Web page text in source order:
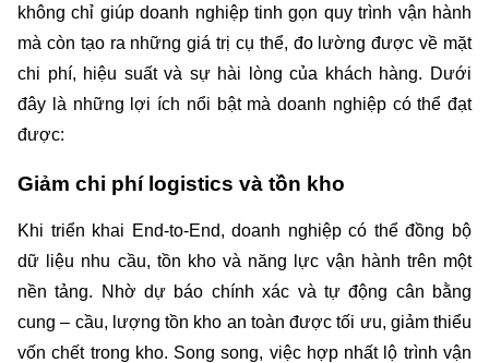
không chỉ giúp doanh nghiệp tinh gọn quy trình vận hành
mà còn tạo ra những giá trị cụ thể, đo lường được về mặt
chi phí, hiệu suất và sự hài lòng của khách hàng. Dưới
đây là những lợi ích nổi bật mà doanh nghiệp có thể đạt
được:
Giảm chi phí logistics và tồn kho
Khi triển khai End-to-End, doanh nghiệp có thể đồng bộ
dữ liệu nhu cầu, tồn kho và năng lực vận hành trên một
nền tảng. Nhờ dự báo chính xác và tự động cân bằng
cung – cầu, lượng tồn kho an toàn được tối ưu, giảm thiểu
vốn chết trong kho. Song song, việc hợp nhất lộ trình vận